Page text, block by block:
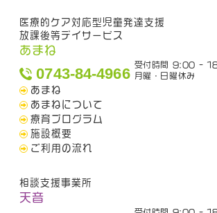
医療的ケア対応型児童発達支援
放課後等デイサービス
あまね
0743-84-4966
受付時間 9:00 -
月曜・日曜休み
あまね
あまねについて
療育プログラム
施設概要
ご利用の流れ
相談支援事業所
天音